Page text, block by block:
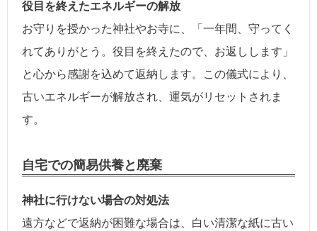
役目を終えたエネルギーの解放
お守りを授かった神社やお寺に、「一年間、守ってく
れてありがとう。役目を終えたので、お返しします」
と心から感謝を込めて返納します。この儀式により、
古いエネルギーが解放され、運気がリセットされま
す。
自宅での簡易供養と廃棄
神社に行けない場合の対処法
遠方などで返納が困難な場合は、白い清潔な紙に古い